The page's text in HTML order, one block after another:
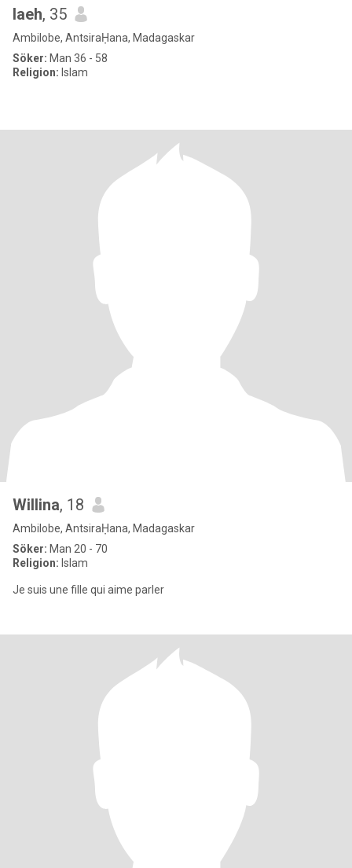
laeh, 35
Ambilobe, AntsiraḤana, Madagaskar
Söker: Man 36 - 58
Religion: Islam
Willina, 18
Ambilobe, AntsiraḤana, Madagaskar
Söker: Man 20 - 70
Religion: Islam
Je suis une fille qui aime parler